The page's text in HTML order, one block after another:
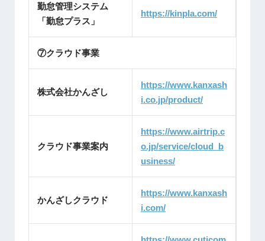
勤怠管理システム
「勤怠プラス」
https://kinpla.com/
⑦クラウド事業
株式会社かんざし
https://www.kanxash
i.co.jp/product/
クラウド事業案内
https://www.airtrip.c
o.jp/service/cloud_b
usiness/
かんざしクラウド
https://www.kanxash
i.com/